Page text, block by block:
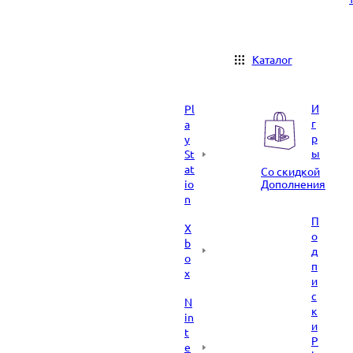
Каталог
Pl
a
y
St
at
io
n
X
b
o
x
N
in
t
e
И
г
р
ы
Со скидкой
Дополнения
П
о
д
п
и
с
к
и
P